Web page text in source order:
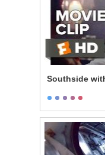
Southside